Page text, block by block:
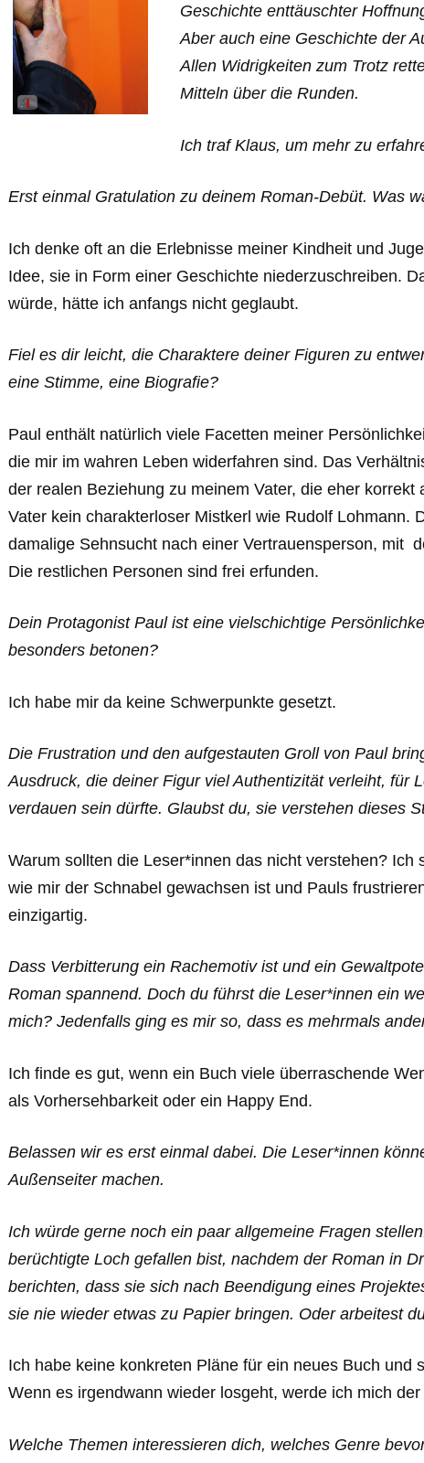
Geschichte enttäuschter
Aber auch eine Geschichte der
Allen Widrigkeiten zum Trotz
Mitteln über die Runden.
Ich traf Klaus, um mehr zu
Erst einmal Gratulation zu deinem Roman-Debüt. Was
Ich denke oft an die Erlebnisse meiner Kindheit und
Idee, sie in Form einer Geschichte niederzuschreiben.
würde, hätte ich anfangs nicht geglaubt.
Fiel es dir leicht, die Charaktere deiner Figuren zu
eine Stimme, eine Biografie?
Paul enthält natürlich viele Facetten meiner
die mir im wahren Leben widerfahren sind. Das
der realen Beziehung zu meinem Vater, die eher korrekt
Vater kein charakterloser Mistkerl wie Rudolf Lohmann.
damalige Sehnsucht nach einer Vertrauensperson, mit
Die restlichen Personen sind frei erfunden.
Dein Protagonist Paul ist eine vielschichtige
besonders betonen?
Ich habe mir da keine Schwerpunkte gesetzt.
Die Frustration und den aufgestauten Groll von Paul
Ausdruck, die deiner Figur viel Authentizität verleiht, für
verdauen sein dürfte. Glaubst du, sie verstehen dieses
Warum sollten die Leser*innen das nicht verstehen? Ich
wie mir der Schnabel gewachsen ist und Pauls
einzigartig.
Dass Verbitterung ein Rachemotiv ist und ein
Roman spannend. Doch du führst die Leser*innen ein
mich? Jedenfalls ging es mir so, dass es mehrmals
Ich finde es gut, wenn ein Buch viele überraschende
als Vorhersehbarkeit oder ein Happy End.
Belassen wir es erst einmal dabei. Die Leser*innen
Außenseiter machen.
Ich würde gerne noch ein paar allgemeine Fragen
berüchtigte Loch gefallen bist, nachdem der Roman in
berichten, dass sie sich nach Beendigung eines
sie nie wieder etwas zu Papier bringen. Oder arbeitest
Ich habe keine konkreten Pläne für ein neues Buch und
Wenn es irgendwann wieder losgeht, werde ich mich
Welche Themen interessieren dich, welches Genre